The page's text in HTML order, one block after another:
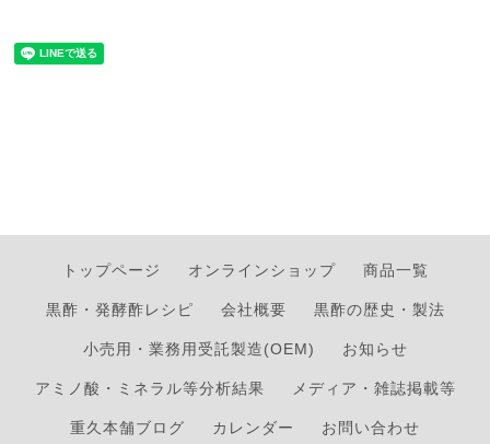
トップページ オンラインショップ 商品一覧
黒酢・発酵酢レシピ 会社概要 黒酢の歴史・製法
小売用・業務用受託製造(OEM) お知らせ
アミノ酸・ミネラル等分析結果 メディア・雑誌掲載等
重久本舗ブログ カレンダー お問い合わせ